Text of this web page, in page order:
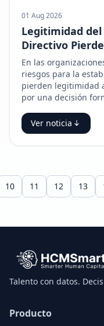
01 Aug 2026
Legitimidad del
Directivo
En las
riesgos para la
pierden legitimidad
por una decisión
Ver noticia
10 11 12 13
Talento con datos.
Producto